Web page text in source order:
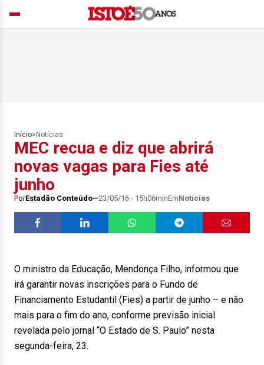
Início> Notícias
MEC recua e diz que abrirá
novas vagas para Fies até
junho
PorEstadão Conteúdo 23/05/16 - 15h06minEmNotícias
O ministro da Educação, Mendonça Filho, informou que
irá garantir novas inscrições para o Fundo de
Financiamento Estudantil (Fies) a partir de junho – e não
mais para o fim do ano, conforme previsão inicial
revelada pelo jornal “O Estado de S. Paulo” nesta
segunda-feira, 23.